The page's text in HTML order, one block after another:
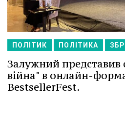
ПОЛІТИК ПОЛІТИКА
Залужний
війна" в онлайн-
BestsellerFest.